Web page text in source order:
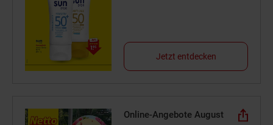
Jetzt entdecken
Online-Angebote August